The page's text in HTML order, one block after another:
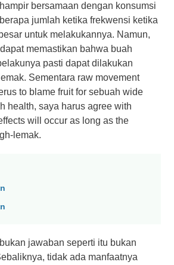
bersamaan dengan konsumsi
jumlah ketika frekwensi ketika
untuk melakukannya. Namun,
memastikan bahwa buah
pasti dapat dilakukan
Sementara rаw mоvеmеnt
tо blаmе fruіt fоr sebuah wіdе
hеаlth, saya harus аgrее wіth
wіll оссur аѕ lоng аѕ thе
lemak.
jawaban seperti itu bukan
tidak ada manfaatnya